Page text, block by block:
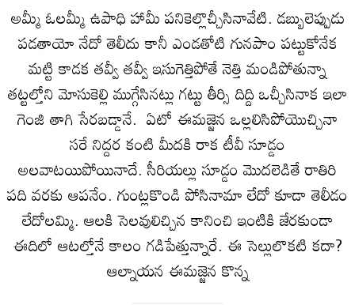
అమ్మీ ఓలమ్మీ ఉపాధి హామీ పనికెల్లొచ్చీసినావేటి. డబ్బులెప్పుడు
పడతాయో నేదో తెలీదు కానీ ఎండతోటి గునపాం పట్టుకోనేక
మట్టి కాడక తవ్వీ తవ్వీ ఇసుగెత్తిపోతే‌ నెత్తి మండిపోతున్నా
తట్టల్తోని మోసుకెల్లి ముగ్గేసినట్లు గట్టు తీర్సి దిద్ది‌ ఒచ్చీసినాక ఇలా‌
గెంజి తాగి సేరబడ్డానే. ఏటో ఈమజ్జెన ఒల్లలిసిపోయొచ్చినా
సరే నిద్దర కంటి మీదకి రాక‌ టీవీ సూడ్డం
అలవాటయిపోయినాదే. సీరియల్లు సూడ్డం మొదలెడితే రాతిరి
పది వరకు ఆపనేం. గుంట్లకొండి పోసినామా లేదో కూడా తెలీడం
లేదోలమ్మి. ఆలకి సెలవులిచ్చిన కానించి ఇంటికి జేరకుండా
ఈదిలో ఆటల్తోనే కాలం గడిపేత్తున్నారే. ఈ సెల్లులొకటి కదా?
ఆల్నాయన ఈమజ్జెన కొన్న